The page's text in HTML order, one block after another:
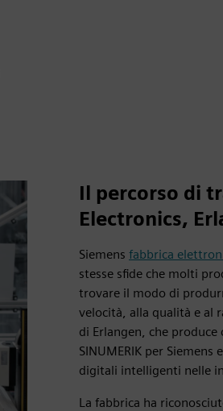
Il percorso di
Electronics,
Siemens fabbrica
stesse sfide che molti
trovare il modo di
velocità, alla qualità e al
di Erlangen, che
SINUMERIK per
digitali intelligenti nelle
La fabbrica ha